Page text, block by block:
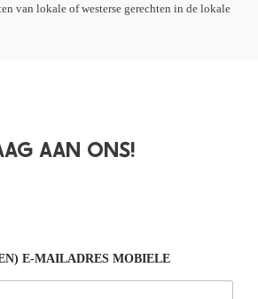
van lokale of westerse gerechten in de lokale
AAN ONS!
E-MAILADRES MOBIELE